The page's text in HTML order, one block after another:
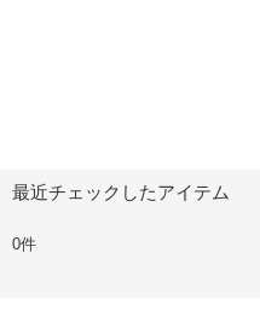
最近チェックしたアイテム
0件